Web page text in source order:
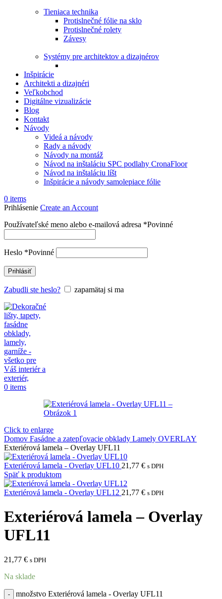
Tieniaca technika
Protislnečné fólie na sklo
Protislnečné rolety
Závesy
Systémy pre architektov a dizajnérov
Inšpirácie
Architekti a dizajnéri
Veľkobchod
Digitálne vizualizácie
Blog
Kontakt
Návody
Videá a návody
Rady a návody
Návody na montáž
Návod na inštaláciu SPC podlahy CronaFloor
Návod na inštaláciu líšt
Inšpirácie a návody samolepiace fólie
0 items
Prihlásenie Create an Account
Používateľské meno alebo e-mailová adresa *Povinné
Heslo *Povinné
Prihlásiť
Zabudli ste heslo? zapamätaj si ma
0 items
Click to enlarge
Domov Fasádne a zatepľovacie obklady Lamely OVERLAY
Exteriérová lamela – Overlay UFL11
Exteriérová lamela - Overlay UFL10 21,77 € s DPH
Späť k produktom
Exteriérová lamela - Overlay UFL12 21,77 € s DPH
Exteriérová lamela – Overlay
UFL11
21,77 € s DPH
Na sklade
množstvo Exteriérová lamela - Overlay UFL11